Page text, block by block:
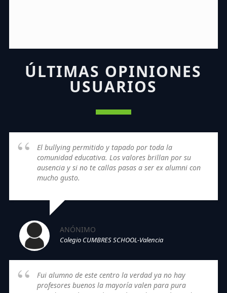
ÚLTIMAS OPINIONES
USUARIOS
El bullying permitido y tapado por toda la
comunidad educativa. Los valores brillan por su
ausencia y si no te callas pasas a ser ex alumni con
mucho gusto.
ANÓNIMO
Colegio CUMBRES SCHOOL-Valencia
Fui alumno de este centro la verdad ya no hay
profesores buenos la mayoría valen para pura